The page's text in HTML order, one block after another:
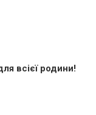
всієї родини!